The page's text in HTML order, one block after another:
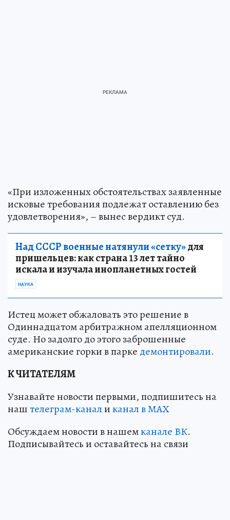
«При изложенных обстоятельствах заявленные
исковые требования подлежат оставлению без
удовлетворения», – вынес вердикт суд.
Над СССР военные натянули «сетку»для
пришельцев: как страна 13 лет тайно
искала и изучала инопланетных гостей
НАУКА
Истец может обжаловать это решение в
Одиннадцатом арбитражном апелляционном
суде. Но задолго до этого заброшенные
американские горки в парке демонтировали.
К ЧИТАТЕЛЯМ
Узнавайте новости первыми, подпишитесь на
наштелеграм-каналиканал в МАХ
Обсуждаем новости в нашемканале ВК.
Подписывайтесь и оставайтесь на связи